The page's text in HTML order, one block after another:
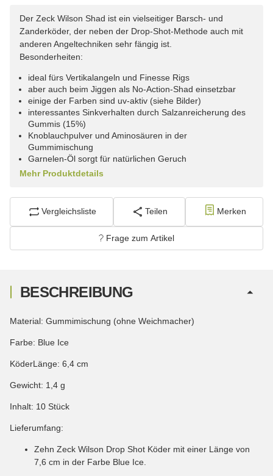
Der Zeck Wilson Shad ist ein vielseitiger Barsch- und
Zanderköder, der neben der Drop-Shot-Methode auch mit
anderen Angeltechniken sehr fängig ist.
Besonderheiten:
ideal fürs Vertikalangeln und Finesse Rigs
aber auch beim Jiggen als No-Action-Shad einsetzbar
einige der Farben sind uv-aktiv (siehe Bilder)
interessantes Sinkverhalten durch Salzanreicherung des
Gummis (15%)
Knoblauchpulver und Aminosäuren in der
Gummimischung
Garnelen-Öl sorgt für natürlichen Geruch
Mehr Produktdetails
Vergleichsliste Teilen Merken
Frage zum Artikel
BESCHREIBUNG
Material: Gummimischung (ohne Weichmacher)
Farbe: Blue Ice
KöderLänge: 6,4 cm
Gewicht: 1,4 g
Inhalt: 10 Stück
Lieferumfang:
Zehn Zeck Wilson Drop Shot Köder mit einer Länge von
7,6 cm in der Farbe Blue Ice.